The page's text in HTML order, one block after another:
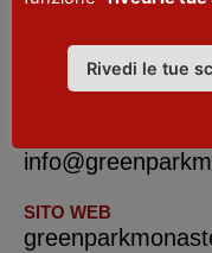
Visa,
TELEFONO
+39.0523.908205
SITO WEB
Rivedi le tue